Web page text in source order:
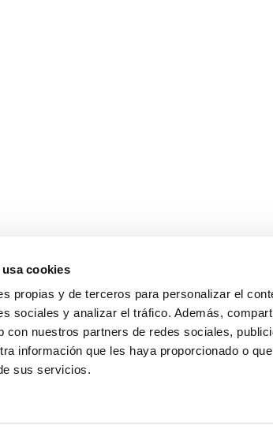
cookies
propias y de terceros para personalizar el
sociales y analizar el tráfico. Además,
con nuestros partners de redes sociales,
información que les haya proporcionado o
sus servicios.
Noticias
Política de cookies